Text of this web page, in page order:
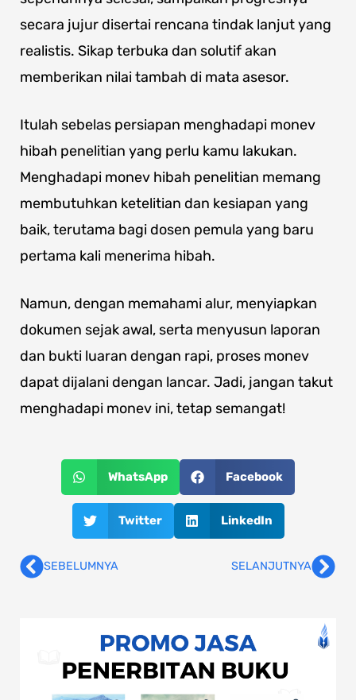
secara jujur disertai rencana tindak lanjut yang
realistis. Sikap terbuka dan solutif akan
memberikan nilai tambah di mata asesor.
Itulah sebelas persiapan menghadapi monev
hibah penelitian yang perlu kamu lakukan.
Menghadapi monev hibah penelitian memang
membutuhkan ketelitian dan kesiapan yang
baik, terutama bagi dosen pemula yang baru
pertama kali menerima hibah.
Namun, dengan memahami alur, menyiapkan
dokumen sejak awal, serta menyusun laporan
dan bukti luaran dengan rapi, proses monev
dapat dijalani dengan lancar. Jadi, jangan takut
menghadapi monev ini, tetap semangat!
WhatsApp Facebook
Twitter LinkedIn
PrevSEBELUMNYA SELANJUTNYA